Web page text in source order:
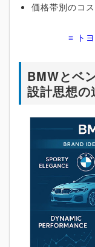
価格帯別のコ
≡ ト
BMWとベ
設計思想の